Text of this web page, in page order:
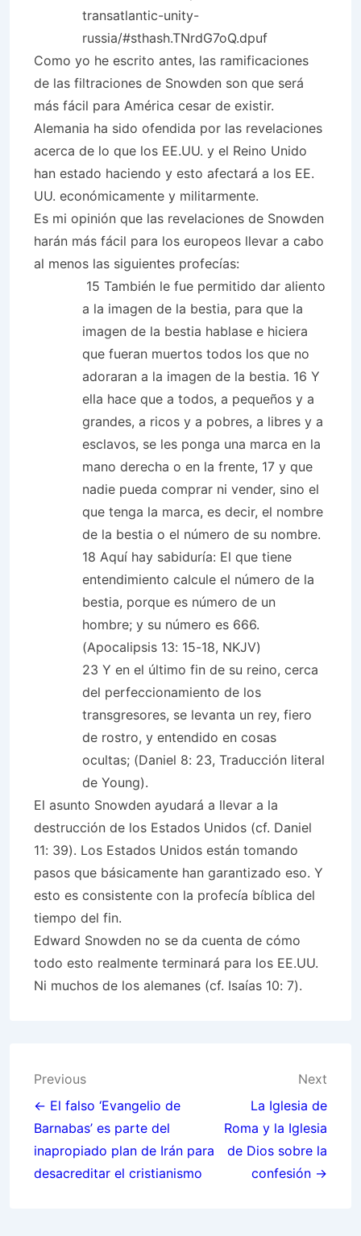
transatlantic-unity-
russia/#sthash.TNrdG7oQ.dpuf
Como yo he escrito antes, las ramificaciones
de las filtraciones de Snowden son que será
más fácil para América cesar de existir.
Alemania ha sido ofendida por las revelaciones
acerca de lo que los EE.UU. y el Reino Unido
han estado haciendo y esto afectará a los EE.
UU. económicamente y militarmente.
Es mi opinión que las revelaciones de Snowden
harán más fácil para los europeos llevar a cabo
al menos las siguientes profecías:
15 También le fue permitido dar aliento
a la imagen de la bestia, para que la
imagen de la bestia hablase e hiciera
que fueran muertos todos los que no
adoraran a la imagen de la bestia. 16 Y
ella hace que a todos, a pequeños y a
grandes, a ricos y a pobres, a libres y a
esclavos, se les ponga una marca en la
mano derecha o en la frente, 17 y que
nadie pueda comprar ni vender, sino el
que tenga la marca, es decir, el nombre
de la bestia o el número de su nombre.
18 Aquí hay sabiduría: El que tiene
entendimiento calcule el número de la
bestia, porque es número de un
hombre; y su número es 666.
(Apocalipsis 13: 15-18, NKJV)
23 Y en el último fin de su reino, cerca
del perfeccionamiento de los
transgresores, se levanta un rey, fiero
de rostro, y entendido en cosas
ocultas; (Daniel 8: 23, Traducción literal
de Young).
El asunto Snowden ayudará a llevar a la
destrucción de los Estados Unidos (cf. Daniel
11: 39). Los Estados Unidos están tomando
pasos que básicamente han garantizado eso. Y
esto es consistente con la profecía bíblica del
tiempo del fin.
Edward Snowden no se da cuenta de cómo
todo esto realmente terminará para los EE.UU.
Ni muchos de los alemanes (cf. Isaías 10: 7).
Post
navigation
Previous
← El falso ‘Evangelio de
Barnabas’ es parte del
inapropiado plan de Irán para
desacreditar el cristianismo
Next
La Iglesia de
Roma y la Iglesia
de Dios sobre la
confesión →